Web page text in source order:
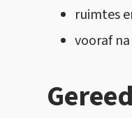
ruimtes
vooraf